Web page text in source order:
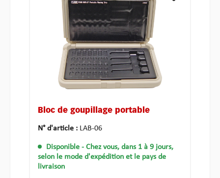
Bloc de goupillage portable
N° d'article : LAB-06
Disponible - Chez vous, dans 1 à 9 jours,
selon le mode d'expédition et le pays de
livraison